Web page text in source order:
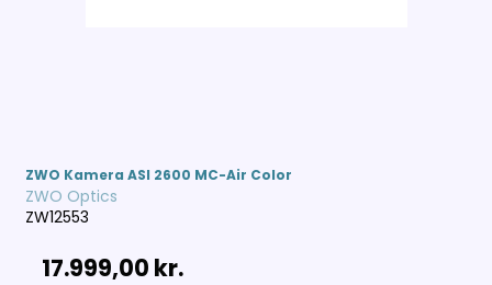
ZWO Kamera ASI 2600 MC-Air Color
ZWO Optics
ZW12553
17.999,00 kr.